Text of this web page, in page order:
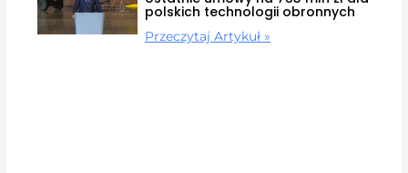
polskich technologii obronnych
Przeczytaj Artykuł »